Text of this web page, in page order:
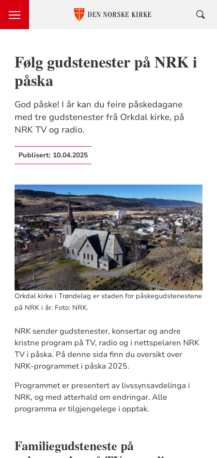
Følg gudstenester på NRK i
påska
God påske! I år kan du feire påskedagane
med tre gudstenester frå Orkdal kirke, på
NRK TV og radio.
Publisert: 10.04.2025
Orkdal kirke i Trøndelag er staden for påskegudstenestene
på NRK i år. Foto: NRK.
NRK sender gudstenester, konsertar og andre
kristne program på TV, radio og i nettspelaren NRK
TV i påska. På denne sida finn du oversikt over
NRK-programmet i påska 2025.
Programmet er presentert av livssynsavdelinga i
NRK, og med atterhald om endringar. Alle
programma er tilgjengelege i opptak.
Familiegudsteneste på